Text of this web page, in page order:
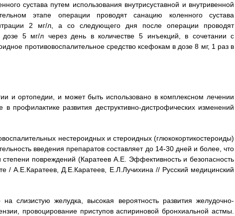
сустава путем использования внутрисуставной и внутривенной
этапе операции проводят санацию коленного сустава
2 мг/л, а со следующего дня после операции проводят
дозе 5 мг/л через день в количестве 5 инъекций, в сочетании с
противовоспалительное средство ксефокам в дозе 8 мг, 1 раз в
и ортопедии, и может быть использовано в комплексном лечении
в профилактике развития деструктивно-дистрофических изменений
нестероидных и стероидных (глюкокортикостероиды)
введения препаратов составляет до 14-30 дней и более, что
степени повреждений (Каратеев А.Е. Эффективность и безопасность
А.Е.Каратеев, Д.Е.Каратеев, Е.Л.Лучихина // Русский медицинский
слизистую желудка, высокая вероятность развития желудочно-
провоцирование приступов аспириновой бронхиальной астмы.